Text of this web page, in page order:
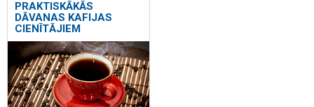
PRAKTISKĀKĀS
DĀVANAS KAFIJAS
CIENĪTĀJIEM